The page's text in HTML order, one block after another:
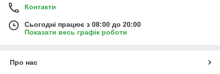
Контакти
Сьогодні працює з 08:00 до 20:00
Показати весь графік роботи
Про нас